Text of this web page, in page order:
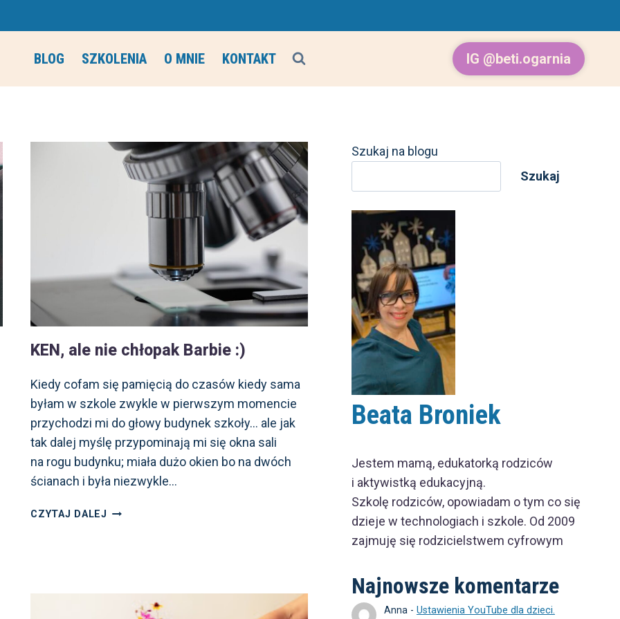
BLOG SZKOLENIA O MNIE KONTAKT IG @beti.ogarnia
KEN, ale nie chłopak Barbie :)
Kiedy cofam się pamięcią do czasów kiedy sama
byłam w szkole zwykle w pierwszym momencie
przychodzi mi do głowy budynek szkoły… ale jak
tak dalej myślę przypominają mi się okna sali
na rogu budynku; miała dużo okien bo na dwóch
ścianach i była niezwykle…
CZYTAJ DALEJ KEN,
Szukaj na blogu
Szukaj
Beata Broniek
Jestem mamą, edukatorką rodziców
i aktywistką edukacyjną.
Szkolę rodziców, opowiadam o tym co się
dzieje w technologiach i szkole. Od 2009
zajmuję się rodzicielstwem cyfrowym
Najnowsze komentarze
Anna- Ustawienia YouTube dla dzieci.